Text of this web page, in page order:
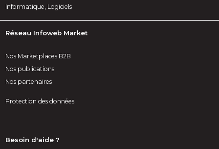
Informatique, Logiciels
Réseau Infoweb Market
Nos Marketplaces B2B
Nos publications
Nos partenaires
Protection des données
Besoin d'aide ?